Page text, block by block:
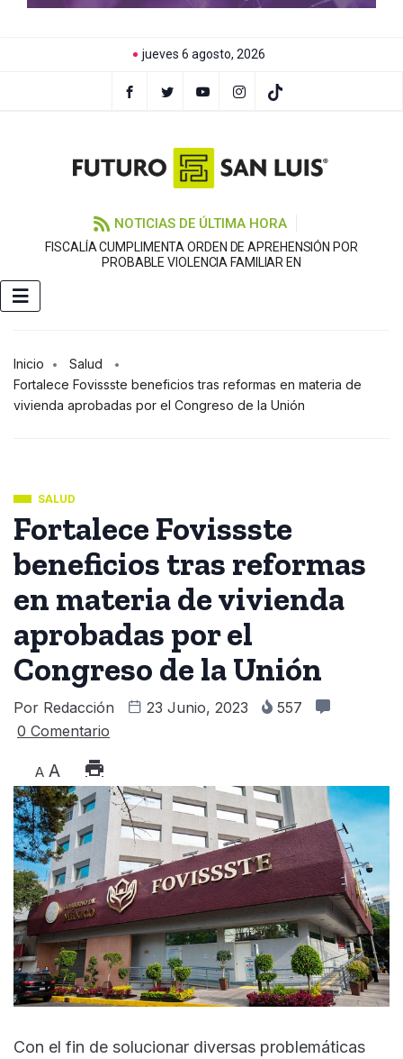
jueves 6 agosto, 2026
NOTICIAS DE ÚLTIMA HORA
FISCALÍA CUMPLIMENTA ORDEN DE APREHENSIÓN POR
PROBABLE VIOLENCIA FAMILIAR EN
Inicio
Salud
Fortalece Fovissste beneficios tras reformas en materia de
vivienda aprobadas por el Congreso de la Unión
SALUD
Fortalece Fovissste
beneficios tras reformas
en materia de vivienda
aprobadas por el
Congreso de la Unión
Por Redacción 23 Junio, 2023
557
0 Comentario
A A
Con el fin de solucionar diversas problemáticas